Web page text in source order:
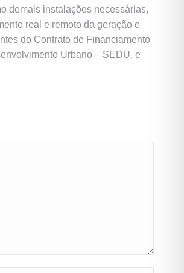
demais instalações necessárias,
real e remoto da geração e
do Contrato de Financiamento
Urbano – SEDU, e